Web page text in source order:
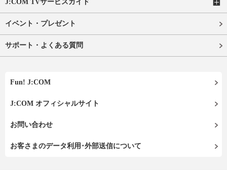
J:COM TVサービスガイド
イベント・プレゼント
サポート・よくある質問
Fun! J:COM
J:COM オフィシャルサイト
お問い合わせ
お客さまのデータ利用･外部送信について